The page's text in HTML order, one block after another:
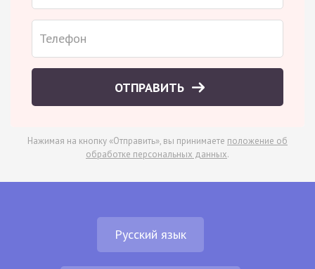
ОТПРАВИТЬ
Нажимая на кнопку «Отправить», вы принимаете положение об
обработке персональных данных.
Русский язык